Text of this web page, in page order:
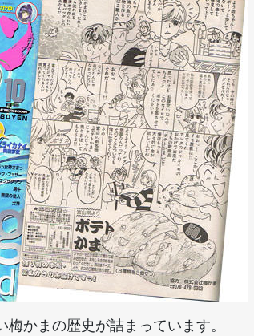
かまの歴史が詰まっています。